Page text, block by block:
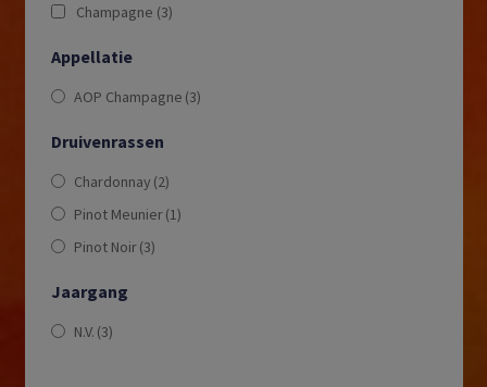
Champagne (3)
Appellatie
AOP Champagne (3)
Druivenrassen
Chardonnay (2)
Pinot Meunier(1)
Pinot Noir(3)
Jaargang
N.V. (3)